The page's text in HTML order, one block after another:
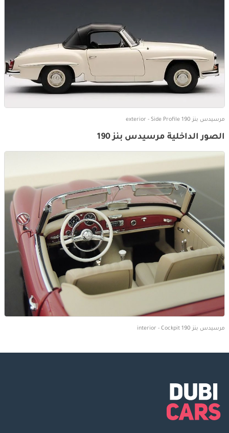
مرسيدس بنز 190 exterior - Side Profile
الصور الداخلية مرسيدس بنز 190
مرسيدس بنز 190 interior - Cockpit